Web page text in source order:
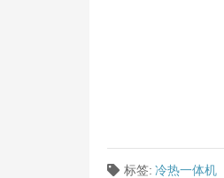
标签: 冷热一体机